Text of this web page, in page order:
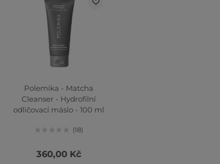
Polemika - Matcha
Cleanser - Hydrofilní
odličovací máslo - 100 ml
18
360,00 Kč